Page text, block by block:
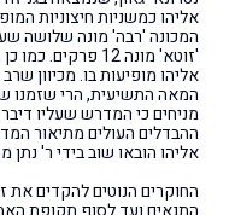
אליהו כמשניות חיצוניות
המכונה 'רבה' מונה שלושה
'זוטא' מונה 12
אליהו מופיעות בו. מכיוון
המאה התשיעית, הרי שזמנו
מניחים כי המדרש שעליו
ההבדלים העולים מתיאור
אליהו הובאו שוב בידי ר' נתן
החוקרים הנוטים להקדים